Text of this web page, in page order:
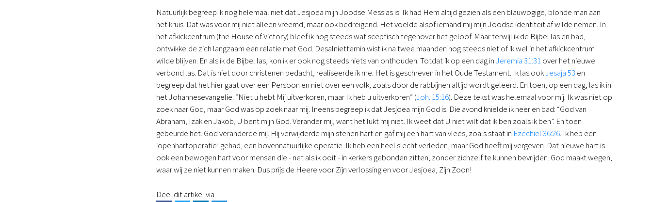
Natuurlijk begreep ik nog helemaal niet dat Jesjoea mijn Joodse Messias is. Ik had Hem altijd gezien als een blauwogige, blonde man aan
het kruis. Dat was voor mij niet alleen vreemd, maar ook bedreigend. Het voelde alsof iemand mij mijn Joodse identiteit af wilde nemen. In
het afkickcentrum (the House of Victory) bleef ik nog steeds wat sceptisch tegenover het geloof. Maar terwijl ik de Bijbel las en bad,
ontwikkelde zich langzaam een relatie met God. Desalniettemin wist ik na twee maanden nog steeds niet of ik wel in het afkickcentrum
wilde blijven. En als ik de Bijbel las, kon ik er ook nog steeds niets van onthouden. Totdat ik op een dag inJeremia 31:31over het nieuwe
verbond las. Dat is niet door christenen bedacht, realiseerde ik me. Het is geschreven in het Oude Testament. Ik las ookJesaja 53 en
begreep dat het hier gaat over een Persoon en niet over een volk, zoals door de rabbijnen altijd wordt geleerd. En toen, op een dag, las ik in
het Johannesevangelie: “Niet u hebt Mij uitverkoren, maar Ik heb u uitverkoren” (Joh. 15:16). Deze tekst was helemaal voor mij. Ik was niet op
zoek naar God, maar God was op zoek naar mij. Ineens begreep ik dat Jesjoea mijn God is. Die avond knielde ik neer en bad: “God van
Abraham, Izak en Jakob, U bent mijn God. Verander mij, want het lukt mij niet. Ik weet dat U niet wilt dat ik ben zoals ik ben”. En toen
gebeurde het. God veranderde mij. Hij verwijderde mijn stenen hart en gaf mij een hart van vlees, zoals staat in Ezechiël 36:26. Ik heb een
‘openhartoperatie’ gehad, een bovennatuurlijke operatie. Ik heb een heel slecht verleden, maar God heeft mij vergeven. Dat nieuwe hart is
ook een bewogen hart voor mensen die - net als ik ooit - in kerkers gebonden zitten, zonder zichzelf te kunnen bevrijden. God maakt wegen,
waar wij ze niet kunnen maken. Dus prijs de Heere voor Zijn verlossing en voor Jesjoea, Zijn Zoon!
Deel dit artikel via